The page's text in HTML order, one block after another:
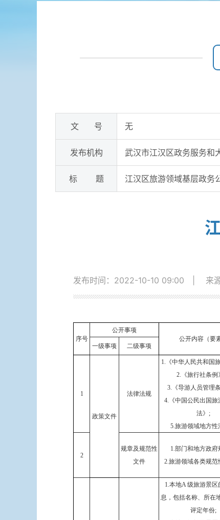
文 号 无
发布机构 武汉市江汉区政务服务和
标 题 江汉区旅游领域基层政务
发布时间：2022-10-10 09:00 来
序号
公开事项
公开内容（要素
一级事项 二级事项
1
政策文件
法律法规
1.《中华人民共和国
2.《旅行社条例
3.《导游人员管理
4.《中国公民出国旅
法》;
5.旅游领域地方性
2
规章及规范性
文件
1.部门和地方政府
2.旅游领域各类规范
1.本地A 级旅游景区
息，包括名称、所在
评定年份;